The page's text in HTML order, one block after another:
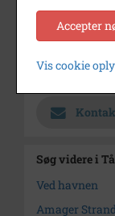
Enhed
Arkiv
Søg videre i
Ved havnen
Amager
Accepter
Vis cookie